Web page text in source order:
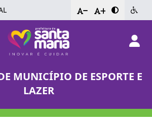
- +
MUNICÍPIO DE ESPORTE E
LAZER